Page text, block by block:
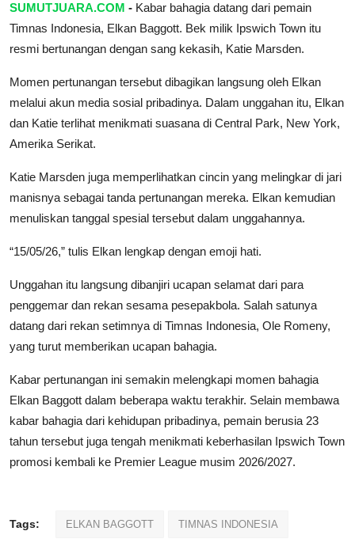
SUMUTJUARA.COM - Kabar bahagia datang dari pemain
Timnas Indonesia, Elkan Baggott. Bek milik Ipswich Town itu
resmi bertunangan dengan sang kekasih, Katie Marsden.
Momen pertunangan tersebut dibagikan langsung oleh Elkan
melalui akun media sosial pribadinya. Dalam unggahan itu, Elkan
dan Katie terlihat menikmati suasana di Central Park, New York,
Amerika Serikat.
Katie Marsden juga memperlihatkan cincin yang melingkar di jari
manisnya sebagai tanda pertunangan mereka. Elkan kemudian
menuliskan tanggal spesial tersebut dalam unggahannya.
“15/05/26,” tulis Elkan lengkap dengan emoji hati.
Unggahan itu langsung dibanjiri ucapan selamat dari para
penggemar dan rekan sesama pesepakbola. Salah satunya
datang dari rekan setimnya di Timnas Indonesia, Ole Romeny,
yang turut memberikan ucapan bahagia.
Kabar pertunangan ini semakin melengkapi momen bahagia
Elkan Baggott dalam beberapa waktu terakhir. Selain membawa
kabar bahagia dari kehidupan pribadinya, pemain berusia 23
tahun tersebut juga tengah menikmati keberhasilan Ipswich Town
promosi kembali ke Premier League musim 2026/2027.
Tags: ELKAN BAGGOTT TIMNAS INDONESIA